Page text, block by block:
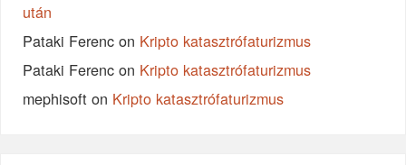
után
Pataki Ferenc on Kripto katasztrófaturizmus
Pataki Ferenc on Kripto katasztrófaturizmus
mephisoft on Kripto katasztrófaturizmus